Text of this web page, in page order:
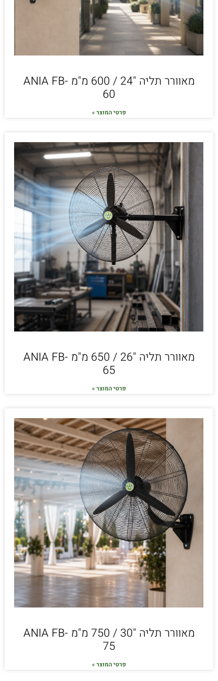
מאוורר תליה "24 / 600 מ"מ ANIA FB-
60
פרטי המוצר »
מאוורר תליה "26 / 650 מ"מ ANIA FB-
65
פרטי המוצר »
מאוורר תליה "30 / 750 מ"מ ANIA FB-
75
פרטי המוצר »